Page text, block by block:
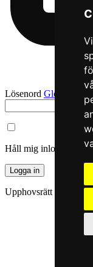
Lösenord Glömt ditt
Håll mig inloggad i en
Logga in
Upphovsrätt © 2026.